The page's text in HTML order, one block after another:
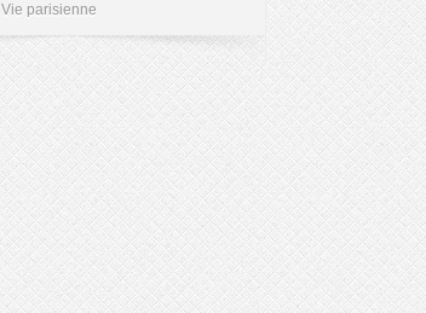
Vie parisienne